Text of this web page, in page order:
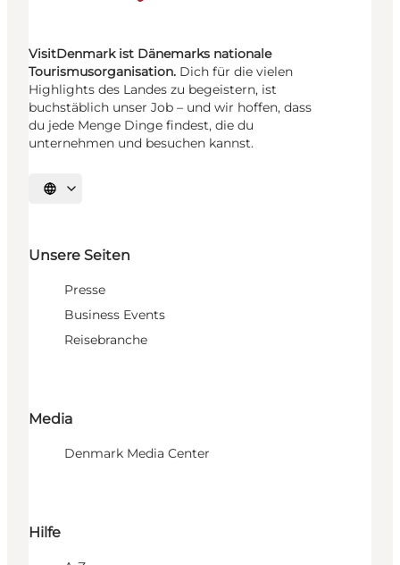
VisitDenmark ist Dänemarks nationale
Tourismusorganisation. Dich für die vielen
Highlights des Landes zu begeistern, ist
buchstäblich unser Job – und wir hoffen, dass
du jede Menge Dinge findest, die du
unternehmen und besuchen kannst.
Sprache auswählen
Unsere Seiten
Presse
Business Events
Reisebranche
Media
Denmark Media Center
Hilfe